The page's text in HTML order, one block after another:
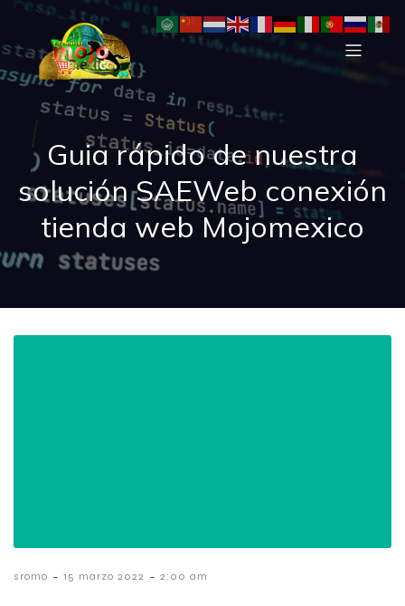
Guia rápido de nuestra
solución SAEWeb conexión
tienda web Mojomexico
sromo - 15 marzo 2022 - 2:00 am